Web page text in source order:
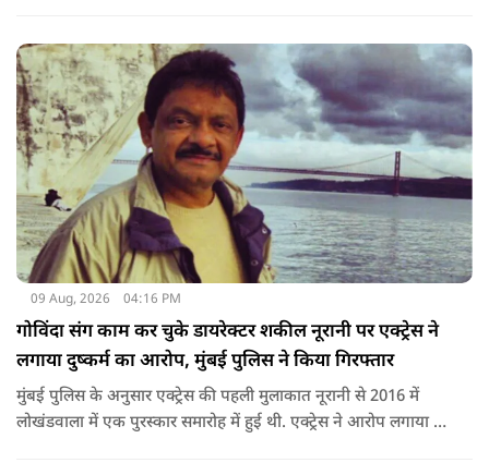
09 Aug, 2026 04:16 PM
गोविंदा संग काम कर चुके डायरेक्टर शकील नूरानी पर एक्ट्रेस ने
लगाया दुष्कर्म का आरोप, मुंबई पुलिस ने किया गिरफ्तार
मुंबई पुलिस के अनुसार एक्ट्रेस की पहली मुलाकात नूरानी से 2016 में
लोखंडवाला में एक पुरस्कार समारोह में हुई थी. एक्ट्रेस ने आरोप लगाया कि